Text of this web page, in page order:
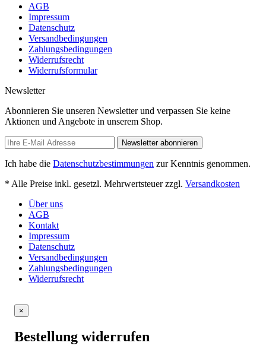
AGB
Impressum
Datenschutz
Versandbedingungen
Zahlungsbedingungen
Widerrufsrecht
Widerrufsformular
Newsletter
Abonnieren Sie unseren Newsletter und verpassen Sie keine
Aktionen und Angebote in unserem Shop.
Newsletter abonnieren
Ich habe die Datenschutzbestimmungen zur Kenntnis genommen.
* Alle Preise inkl. gesetzl. Mehrwertsteuer zzgl. Versandkosten
Über uns
AGB
Kontakt
Impressum
Datenschutz
Versandbedingungen
Zahlungsbedingungen
Widerrufsrecht
×
Bestellung widerrufen